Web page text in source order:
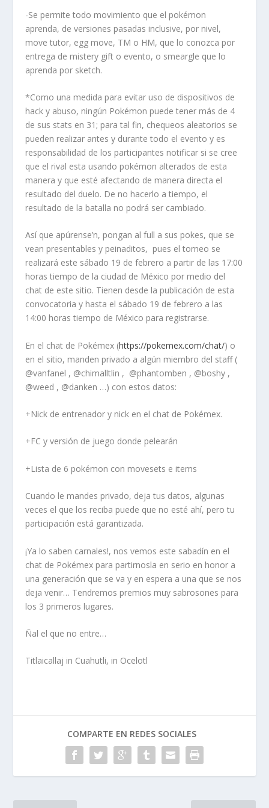
-Se permite todo movimiento que el pokémon
aprenda, de versiones pasadas inclusive, por nivel,
move tutor, egg move, TM o HM, que lo conozca por
entrega de mistery gift o evento, o smeargle que lo
aprenda por sketch.
*Como una medida para evitar uso de dispositivos de
hack y abuso, ningún Pokémon puede tener más de 4
de sus stats en 31; para tal fin, chequeos aleatorios se
pueden realizar antes y durante todo el evento y es
responsabilidad de los participantes notificar si se cree
que el rival esta usando pokémon alterados de esta
manera y que esté afectando de manera directa el
resultado del duelo. De no hacerlo a tiempo, el
resultado de la batalla no podrá ser cambiado.
Así que apúrense’n, pongan al full a sus pokes, que se
vean presentables y peinaditos, pues el torneo se
realizará este sábado 19 de febrero a partir de las 17:00
horas tiempo de la ciudad de México por medio del
chat de este sitio. Tienen desde la publicación de esta
convocatoria y hasta el sábado 19 de febrero a las
14:00 horas tiempo de México para registrarse.
En el chat de Pokémex (https://pokemex.com/chat/) o
en el sitio, manden privado a algún miembro del staff (
@vanfanel , @chimalltlin , @phantomben , @boshy ,
@weed , @danken …) con estos datos:
+Nick de entrenador y nick en el chat de Pokémex.
+FC y versión de juego donde pelearán
+Lista de 6 pokémon con movesets e items
Cuando le mandes privado, deja tus datos, algunas
veces el que los reciba puede que no esté ahí, pero tu
participación está garantizada.
¡Ya lo saben carnales!, nos vemos este sabadín en el
chat de Pokémex para partirnosla en serio en honor a
una generación que se va y en espera a una que se nos
deja venir… Tendremos premios muy sabrosones para
los 3 primeros lugares.
Ñal el que no entre…
Titlaicallaj in Cuahutli, in Ocelotl
COMPARTE EN REDES SOCIALES